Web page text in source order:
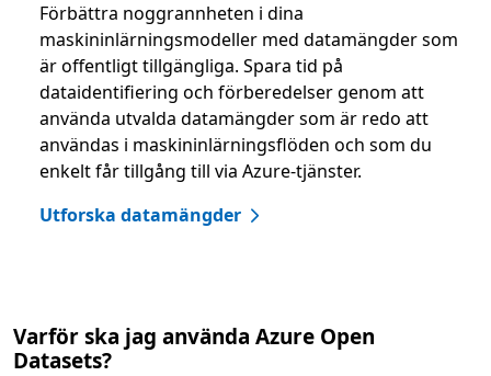
Förbättra noggrannheten i dina
maskininlärningsmodeller med datamängder som
är offentligt tillgängliga. Spara tid på
dataidentifiering och förberedelser genom att
använda utvalda datamängder som är redo att
användas i maskininlärningsflöden och som du
enkelt får tillgång till via Azure-tjänster.
Utforska datamängder
Varför ska jag använda Azure Open
Datasets?